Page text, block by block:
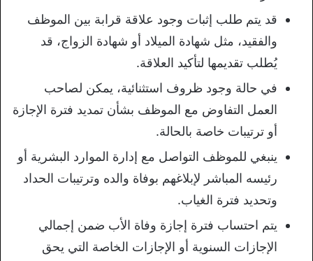
قد يتم طلب إثبات وجود علاقة قرابة بين الموظف
والفقيد، مثل شهادة الميلاد أو شهادة الزواج، قد
يُطلب تقديمها لتأكيد العلاقة.
في حالة وجود ظروف استثنائية، يمكن لصاحب
العمل التفاوض مع الموظف بشأن تمديد فترة الإجازة
أو ترتيبات خاصة بالحالة.
ينبغي للموظف التواصل مع إدارة الموارد البشرية أو
رئيسه المباشر لإبلاغهم بوفاة والده وترتيبات الحداد
وتحديد فترة الغياب.
يتم احتساب فترة إجازة وفاة الأب ضمن إجمالي
الإجازات السنوية أو الإجازات الخاصة التي يحق